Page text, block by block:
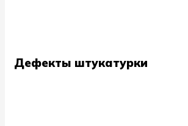
Дефекты штукатурки